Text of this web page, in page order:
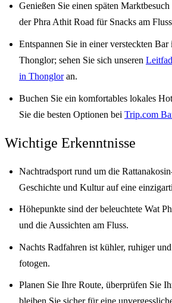
Genießen Sie einen späten
der Phra Athit Road für Snacks am
Entspannen Sie in einer versteckten Bar
Thonglor; sehen Sie sich unseren
in Thongloran.
Buchen Sie ein komfortables lokales
Sie die besten Optionen bei Trip.com
Wichtige Erkenntnisse
Nachtradsport rund um die
Geschichte und Kultur auf eine
Höhepunkte sind der beleuchtete Wat
und die Aussichten am Fluss.
Nachts Radfahren ist kühler, ruhiger
fotogen.
Planen Sie Ihre Route, überprüfen Sie